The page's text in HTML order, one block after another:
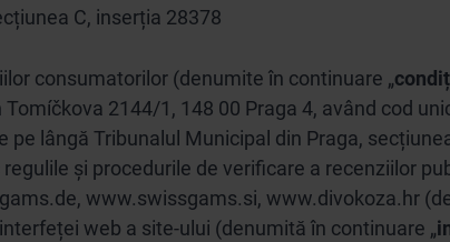
C, inserția 28378
consumatorilor (denumite în continuare „
2144/1, 148 00 Praga 4, având cod
lângă Tribunalul Municipal din Praga,
regulile și procedurile de verificare a recenziilor
www.swissgams.si, www.divokoza.hr
web a site-ului (denumită în continuare „